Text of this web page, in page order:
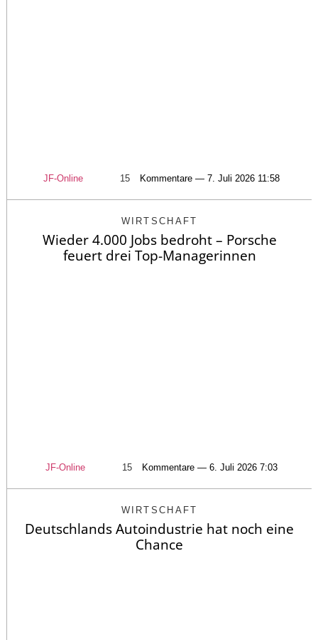
JF-Online 15 Kommentare — 7. Juli 2026 11:58
WIRTSCHAFT
Wieder 4.000 Jobs bedroht – Porsche
feuert drei Top-Managerinnen
JF-Online 15 Kommentare — 6. Juli 2026 7:03
WIRTSCHAFT
Deutschlands Autoindustrie hat noch eine
Chance